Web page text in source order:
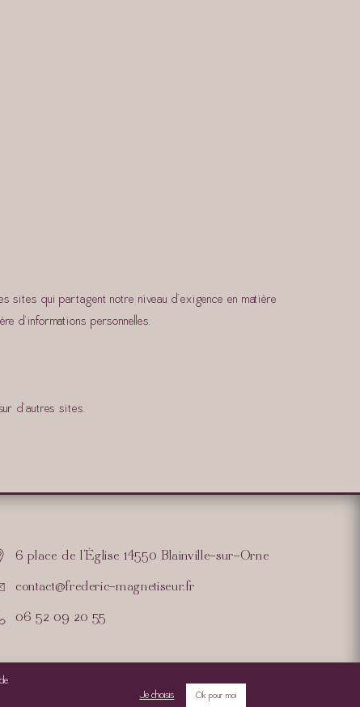
sites qui partagent notre niveau d’exigence en matière
d’informations personnelles.
d’autres sites.
6 place de l'Église 14550 Blainville-sur-Orne
contact@frederic-magnetiseur.fr
06 52 09 20 55
Je choisis Ok pour moi